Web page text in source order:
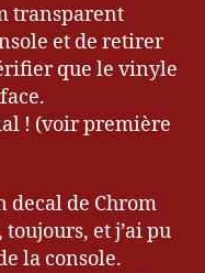
transparent
et de retirer
que le vinyle
! (voir première
decal de Chrom
et j’ai pu
la console.